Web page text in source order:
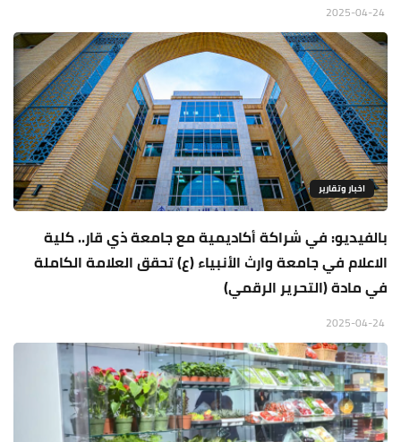
اخبار وتقارير
بالفيديو: في شراكة أكاديمية مع جامعة ذي قار.. كلية
الاعلام في جامعة وارث الأنبياء (ع) تحقق العلامة الكاملة
في مادة (التحرير الرقمي)